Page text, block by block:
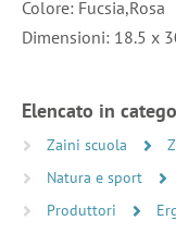
Colore: Fucsia,Rosa
Dimensioni: 18.5 x
Elencato in
Zaini scuola
Natura e sport
Produttori